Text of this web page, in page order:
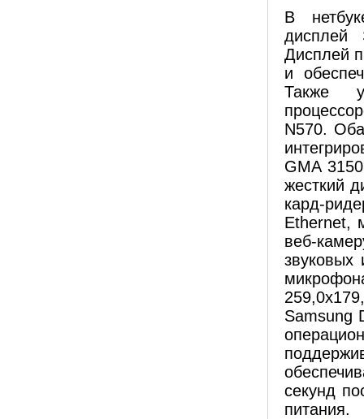
В
дисплей
Дисплей
и
Также
N570.
GMA
жесткий
кард-
Ethernet,
веб-
звуковых
Samsung
секунд
питания.